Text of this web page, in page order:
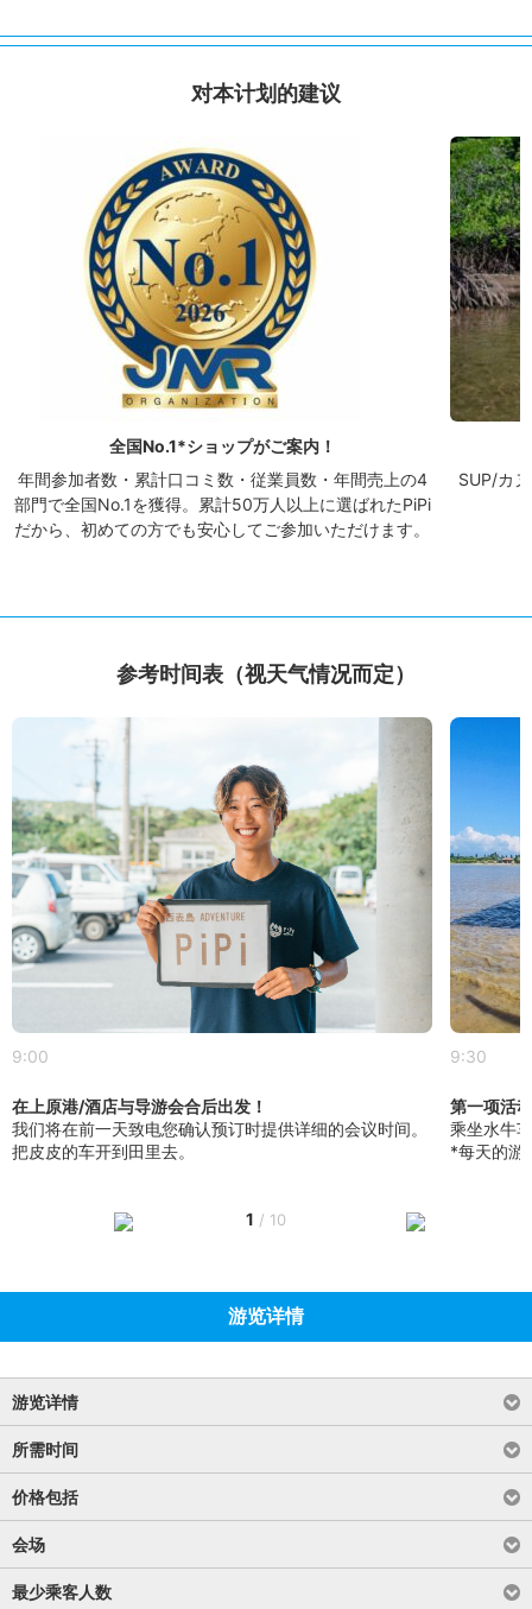
对本计划的建议
全国No.1*ショップがご案内！
年間参加者数・累計口コミ数・従業員数・年間売上の4
部門で全国No.1を獲得。累計50万人以上に選ばれたPiPi
だから、初めての方でも安心してご参加いただけます。
SUP/カ
参考时间表（视天气情况而定）
9:00
在上原港/酒店与导游会合后出发！
我们将在前一天致电您确认预订时提供详细的会议时间。
把皮皮的车开到田里去。
9:30
第一项活
乘坐水牛
*每天的游
1 / 10
游览详情
游览详情
所需时间
价格包括
会场
最少乘客人数